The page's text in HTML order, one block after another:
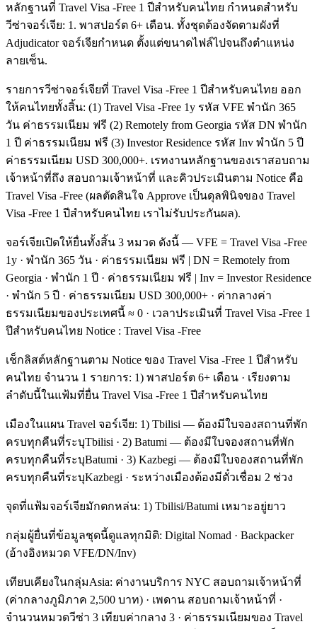
หลักฐานที่ Travel Visa -Free 1 ปีสำหรับคนไทย กำหนดสำหรับ
วีซ่าจอร์เจีย: 1. พาสปอร์ต 6+ เดือน. ทั้งชุดต้องจัดตามผังที่
Adjudicator จอร์เจียกำหนด ตั้งแต่ขนาดไฟล์ไปจนถึงตำแหน่ง
ลายเซ็น.
รายการวีซ่าจอร์เจียที่ Travel Visa -Free 1 ปีสำหรับคนไทย ออก
ให้คนไทยทั้งสิ้น: (1) Travel Visa -Free 1y รหัส VFE พำนัก 365
วัน ค่าธรรมเนียม ฟรี (2) Remotely from Georgia รหัส DN พำนัก
1 ปี ค่าธรรมเนียม ฟรี (3) Investor Residence รหัส Inv พำนัก 5 ปี
ค่าธรรมเนียม USD 300,000+. เรทงานหลักฐานของเราสอบถาม
เจ้าหน้าที่ถึง สอบถามเจ้าหน้าที่ และคิวประเมินตาม Notice คือ
Travel Visa -Free (ผลตัดสินใจ Approve เป็นดุลพินิจของ Travel
Visa -Free 1 ปีสำหรับคนไทย เราไม่รับประกันผล).
จอร์เจียเปิดให้ยื่นทั้งสิ้น 3 หมวด ดังนี้ — VFE = Travel Visa -Free
1y · พำนัก 365 วัน · ค่าธรรมเนียม ฟรี | DN = Remotely from
Georgia · พำนัก 1 ปี · ค่าธรรมเนียม ฟรี | Inv = Investor Residence
· พำนัก 5 ปี · ค่าธรรมเนียม USD 300,000+ · ค่ากลางค่า
ธรรมเนียมของประเทศนี้ ≈ 0 · เวลาประเมินที่ Travel Visa -Free 1
ปีสำหรับคนไทย Notice : Travel Visa -Free
เช็กลิสต์หลักฐานตาม Notice ของ Travel Visa -Free 1 ปีสำหรับ
คนไทย จำนวน 1 รายการ: 1) พาสปอร์ต 6+ เดือน · เรียงตาม
ลำดับนี้ในแฟ้มที่ยื่น Travel Visa -Free 1 ปีสำหรับคนไทย
เมืองในแผน Travel จอร์เจีย: 1) Tbilisi — ต้องมีใบจองสถานที่พัก
ครบทุกคืนที่ระบุTbilisi · 2) Batumi — ต้องมีใบจองสถานที่พัก
ครบทุกคืนที่ระบุBatumi · 3) Kazbegi — ต้องมีใบจองสถานที่พัก
ครบทุกคืนที่ระบุKazbegi · ระหว่างเมืองต้องมีตั๋วเชื่อม 2 ช่วง
จุดที่แฟ้มจอร์เจียมักตกหล่น: 1) Tbilisi/Batumi เหมาะอยู่ยาว
กลุ่มผู้ยื่นที่ข้อมูลชุดนี้ดูแลทุกมิติ: Digital Nomad · Backpacker
(อ้างอิงหมวด VFE/DN/Inv)
เทียบเคียงในกลุ่มAsia: ค่างานบริการ NYC สอบถามเจ้าหน้าที่
(ค่ากลางภูมิภาค 2,500 บาท) · เพดาน สอบถามเจ้าหน้าที่ ·
จำนวนหมวดวีซ่า 3 เทียบค่ากลาง 3 · ค่าธรรมเนียมของ Travel